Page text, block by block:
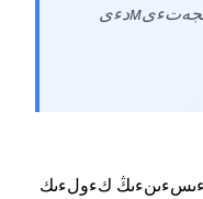
الмاتى حالىقارالىق بۋەجايىنا قولجەتءىмدءى
كءولءىك